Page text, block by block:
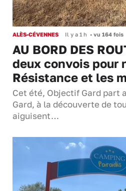
ALÈS-CÉVENNES Il y a 1 h • vu 164 fois
AU BORD DES
deux convois pour
Résistance et les
Cet été, Objectif Gard part
Gard, à la découverte de
aiguisent…